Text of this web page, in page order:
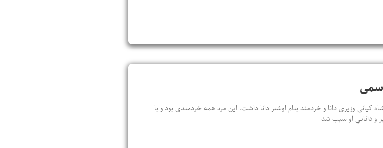
وزیری دانا و خردمند بنام اوشنر دانا داشت. این مرد همه خردمندی بود و با
و داناییِ او سبب شد